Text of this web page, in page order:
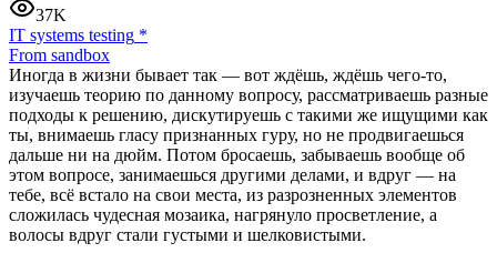
37K
IT systems testing *
From sandbox
Иногда в жизни бывает так — вот ждёшь, ждёшь чего-то,
изучаешь теорию по данному вопросу, рассматриваешь разные
подходы к решению, дискутируешь с такими же ищущими как
ты, внимаешь гласу признанных гуру, но не продвигаешься
дальше ни на дюйм. Потом бросаешь, забываешь вообще об
этом вопросе, занимаешься другими делами, и вдруг — на
тебе, всё встало на свои места, из разрозненных элементов
сложилась чудесная мозаика, нагрянуло просветление, а
волосы вдруг стали густыми и шелковистыми.